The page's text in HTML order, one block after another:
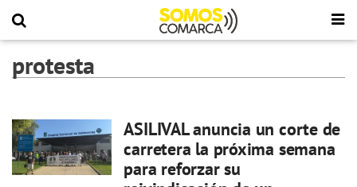
protesta
ASILIVAL anuncia un corte de
carretera la próxima semana
para reforzar su